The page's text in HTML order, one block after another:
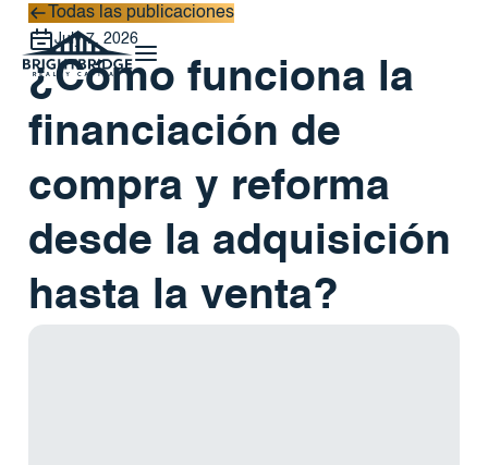
Todas las publicaciones
Todas las publicaciones
July 7, 2026
¿Cómo funciona la
financiación de
compra y reforma
desde la adquisición
hasta la venta?